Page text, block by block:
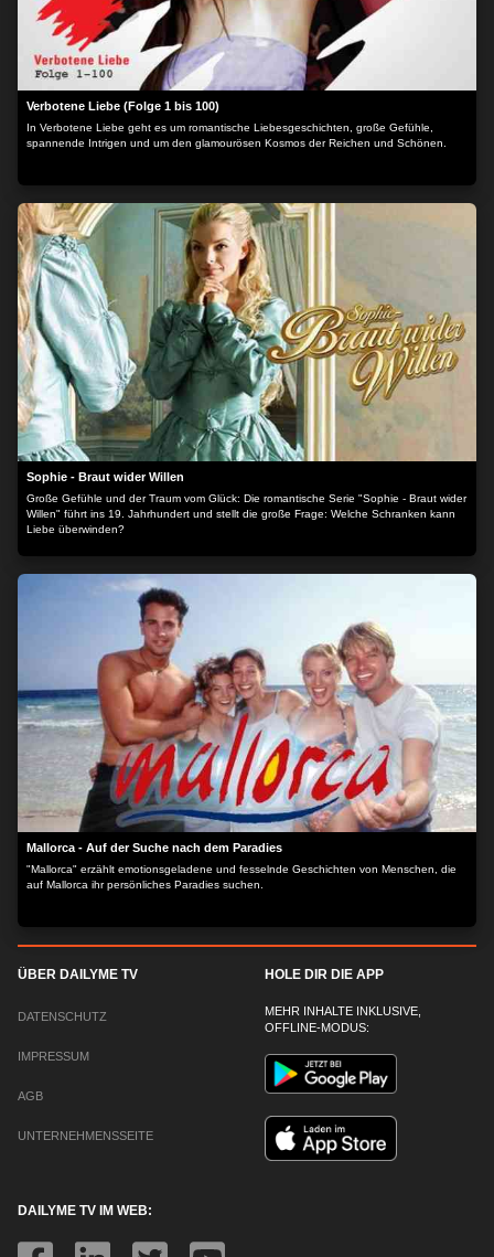
Verbotene Liebe (Folge 1 bis 100)
In Verbotene Liebe geht es um romantische Liebesgeschichten, große Gefühle,
spannende Intrigen und um den glamourösen Kosmos der Reichen und Schönen.
Sophie - Braut wider Willen
Große Gefühle und der Traum vom Glück: Die romantische Serie "Sophie - Braut wider
Willen" führt ins 19. Jahrhundert und stellt die große Frage: Welche Schranken kann
Liebe überwinden?
Mallorca - Auf der Suche nach dem Paradies
"Mallorca" erzählt emotionsgeladene und fesselnde Geschichten von Menschen, die
auf Mallorca ihr persönliches Paradies suchen.
ÜBER DAILYME TV
DATENSCHUTZ
IMPRESSUM
AGB
UNTERNEHMENSSEITE
HOLE DIR DIE APP
MEHR INHALTE INKLUSIVE,
OFFLINE-MODUS:
DAILYME TV IM WEB: